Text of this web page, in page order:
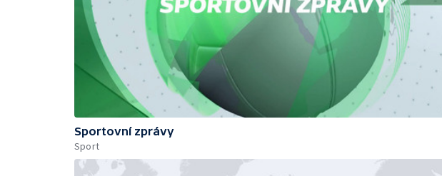
Sportovní zprávy
Sport